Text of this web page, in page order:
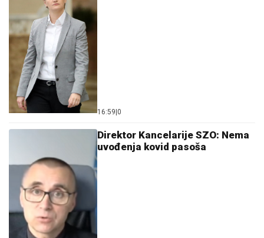
16:59 0
Direktor Kancelarije SZO: Nema
uvođenja kovid pasoša